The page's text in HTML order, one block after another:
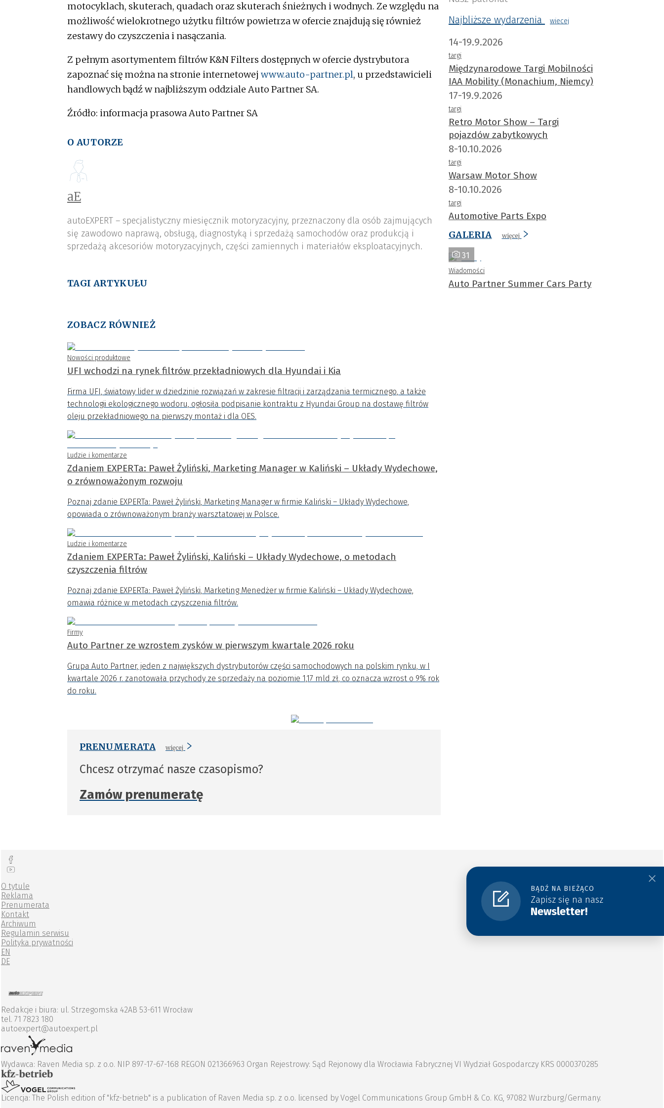
motocyklach, skuterach, quadach oraz skuterach śnieżnych i wodnych. Ze względu na
możliwość wielokrotnego użytku filtrów powietrza w ofercie znajdują się również
zestawy do czyszczenia i nasączania.
Z pełnym asortymentem filtrów K&N Filters dostępnych w ofercie dystrybutora
zapoznać się można na stronie internetowejwww.auto-partner.pl, u przedstawicieli
handlowych bądź w najbliższym oddziale Auto Partner SA.
Źródło: informacja prasowa Auto Partner SA
O AUTORZE
aE
autoEXPERT – specjalistyczny miesięcznik motoryzacyjny, przeznaczony dla osób zajmujących
się zawodowo naprawą, obsługą, diagnostyką i sprzedażą samochodów oraz produkcją i
sprzedażą akcesoriów motoryzacyjnych, części zamiennych i materiałów eksploatacyjnych.
TAGI ARTYKUŁU
ZOBACZ RÓWNIEŻ
Nowości produktowe
UFI wchodzi na rynek filtrów przekładniowych dla Hyundai i Kia
Firma UFI, światowy lider w dziedzinie rozwiązań w zakresie filtracji i zarządzania termicznego, a także
technologii ekologicznego wodoru, ogłosiła podpisanie kontraktu z Hyundai Group na dostawę filtrów
oleju przekładniowego na pierwszy montaż i dla OES.
Ludzie i komentarze
Zdaniem EXPERTa: Paweł Żyliński, Marketing Manager w Kaliński – Układy Wydechowe,
o zrównoważonym rozwoju
Poznaj zdanie EXPERTa: Paweł Żyliński, Marketing Manager w firmie Kaliński – Układy Wydechowe,
opowiada o zrównoważonym branży warsztatowej w Polsce.
Ludzie i komentarze
Zdaniem EXPERTa: Paweł Żyliński, Kaliński – Układy Wydechowe, o metodach
czyszczenia filtrów
Poznaj zdanie EXPERTa: Paweł Żyliński, Marketing Menedżer w firmie Kaliński – Układy Wydechowe,
omawia różnice w metodach czyszczenia filtrów.
Firmy
Auto Partner ze wzrostem zysków w pierwszym kwartale 2026 roku
Grupa Auto Partner, jeden z największych dystrybutorów części samochodowych na polskim rynku, w I
kwartale 2026 r. zanotowała przychody ze sprzedaży na poziomie 1,17 mld zł, co oznacza wzrost o 9% rok
do roku.
PRENUMERATA więcej
Chcesz otrzymać nasze czasopismo?
Zamów prenumeratę
Najbliższe wydarzenia
wiecej
14-19.9.2026
targi
Międzynarodowe Targi Mobilności
IAA Mobility (Monachium, Niemcy)
17-19.9.2026
targi
Retro Motor Show – Targi
pojazdów zabytkowych
8-10.10.2026
targi
Warsaw Motor Show
8-10.10.2026
targi
Automotive Parts Expo
GALERIA
więcej
31
Wiadomości
Auto Partner Summer Cars Party
BĄDŹ NA BIEŻĄCO
Zapisz się na nasz
Newsletter!
O tytule
Reklama
Prenumerata
Kontakt
Archiwum
Regulamin serwisu
Polityka prywatności
EN
DE
Redakcje i biura: ul. Strzegomska 42AB 53-611 Wrocław
tel. 71 7823 180
autoexpert@autoexpert.pl
Wydawca: Raven Media sp. z o.o. NIP 897-17-67-168 REGON 021366963 Organ Rejestrowy: Sąd Rejonowy dla Wrocławia Fabrycznej VI Wydział Gospodarczy KRS 0000370285
Licencja: The Polish edition of "kfz-betrieb" is a publication of Raven Media sp. z o.o. licensed by Vogel Communications Group GmbH & Co. KG, 97082 Wurzburg/Germany.